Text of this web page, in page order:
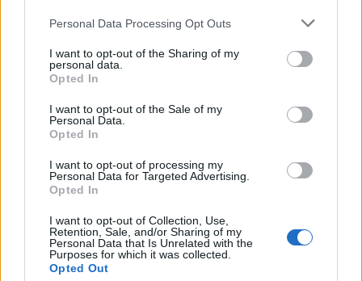
Personal Data Processing Opt Outs
I want to opt-out of the Sharing of my
personal data.
Opted In
I want to opt-out of the Sale of my
Personal Data.
Opted In
I want to opt-out of processing my
Personal Data for Targeted Advertising.
Opted In
I want to opt-out of Collection, Use,
Retention, Sale, and/or Sharing of my
Personal Data that Is Unrelated with the
Purposes for which it was collected.
Opted Out
extrémebbet csak 2005-ben, vagyis 20 évvel ezelőtt
láthattunk. 2004-ben egy hatalmas ralival
megduplázódott az árfolyama, így 2005 elejére az
kúszott, azóta sem láttunk ilyet.
Aztán jött a mostani rali, az OTP árfolyama 2022
októberében még 8 ezer forint alatt állt, mostanra
döntötte a csúcsokat, és bő két és fél év alatt több
mint három és félszeresére nőtt az árfolyama.